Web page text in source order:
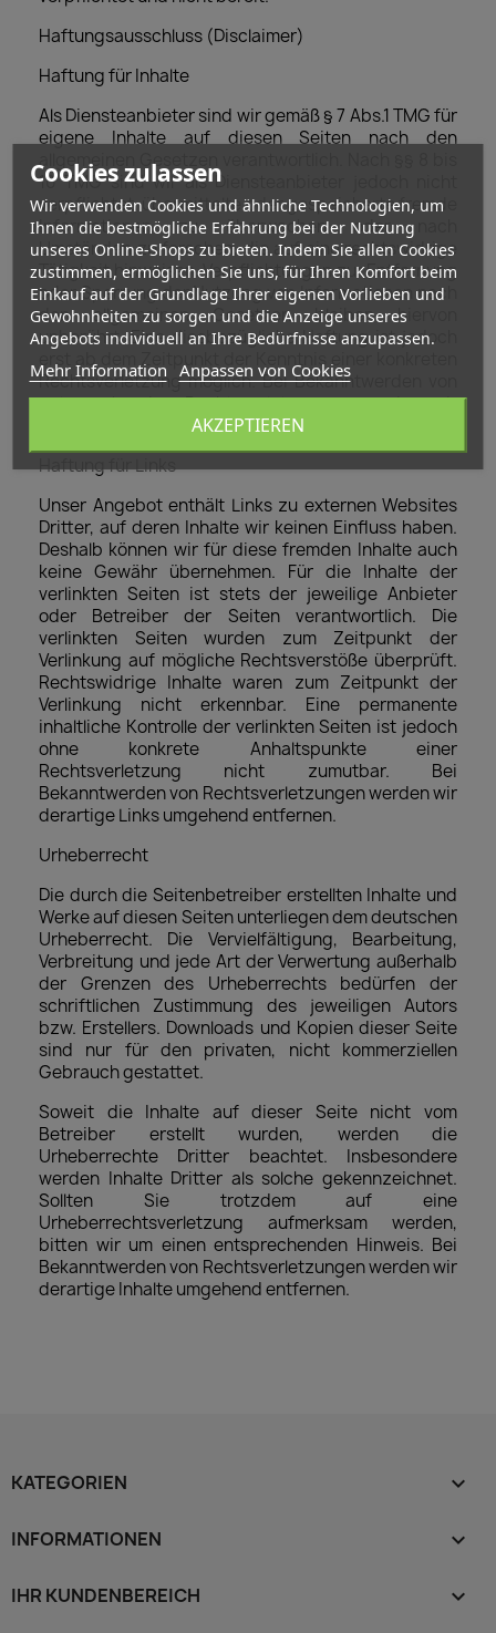
Haftungsausschluss (Disclaimer)
Haftung für Inhalte
Als Diensteanbieter sind wir gemäß § 7 Abs.1 TMG für
eigene Inhalte auf diesen Seiten nach den
allgemeinen Gesetzen verantwortlich. Nach §§ 8 bis
10 TMG sind wir als Diensteanbieter jedoch nicht
verpflichtet, übermittelte oder gespeicherte fremde
Informationen zu überwachen oder nach
Umständen zu forschen, die auf eine rechtswidrige
Tätigkeit hinweisen. Verpflichtungen zur Entfernung
oder Sperrung der Nutzung von Informationen nach
den allgemeinen Gesetzen bleiben hiervon
unberührt. Eine diesbezügliche Haftung ist jedoch
erst ab dem Zeitpunkt der Kenntnis einer konkreten
Rechtsverletzung möglich. Bei Bekanntwerden von
entsprechenden Rechtsverletzungen werden wir
diese Inhalte umgehend entfernen.
Haftung für Links
Unser Angebot enthält Links zu externen Websites
Dritter, auf deren Inhalte wir keinen Einfluss haben.
Deshalb können wir für diese fremden Inhalte auch
keine Gewähr übernehmen. Für die Inhalte der
verlinkten Seiten ist stets der jeweilige Anbieter
oder Betreiber der Seiten verantwortlich. Die
verlinkten Seiten wurden zum Zeitpunkt der
Verlinkung auf mögliche Rechtsverstöße überprüft.
Rechtswidrige Inhalte waren zum Zeitpunkt der
Verlinkung nicht erkennbar. Eine permanente
inhaltliche Kontrolle der verlinkten Seiten ist jedoch
ohne konkrete Anhaltspunkte einer
Rechtsverletzung nicht zumutbar. Bei
Bekanntwerden von Rechtsverletzungen werden wir
derartige Links umgehend entfernen.
Urheberrecht
Die durch die Seitenbetreiber erstellten Inhalte und
Werke auf diesen Seiten unterliegen dem deutschen
Urheberrecht. Die Vervielfältigung, Bearbeitung,
Verbreitung und jede Art der Verwertung außerhalb
der Grenzen des Urheberrechts bedürfen der
schriftlichen Zustimmung des jeweiligen Autors
bzw. Erstellers. Downloads und Kopien dieser Seite
sind nur für den privaten, nicht kommerziellen
Gebrauch gestattet.
Soweit die Inhalte auf dieser Seite nicht vom
Betreiber erstellt wurden, werden die
Urheberrechte Dritter beachtet. Insbesondere
werden Inhalte Dritter als solche gekennzeichnet.
Sollten Sie trotzdem auf eine
Urheberrechtsverletzung aufmerksam werden,
bitten wir um einen entsprechenden Hinweis. Bei
Bekanntwerden von Rechtsverletzungen werden wir
derartige Inhalte umgehend entfernen.
KATEGORIEN 
INFORMATIONEN 
IHR KUNDENBEREICH 
Cookies zulassen
Wir verwenden Cookies und ähnliche Technologien, um
Ihnen die bestmögliche Erfahrung bei der Nutzung
unseres Online-Shops zu bieten. Indem Sie allen Cookies
zustimmen, ermöglichen Sie uns, für Ihren Komfort beim
Einkauf auf der Grundlage Ihrer eigenen Vorlieben und
Gewohnheiten zu sorgen und die Anzeige unseres
Angebots individuell an Ihre Bedürfnisse anzupassen.
Mehr Information Anpassen von Cookies
AKZEPTIEREN